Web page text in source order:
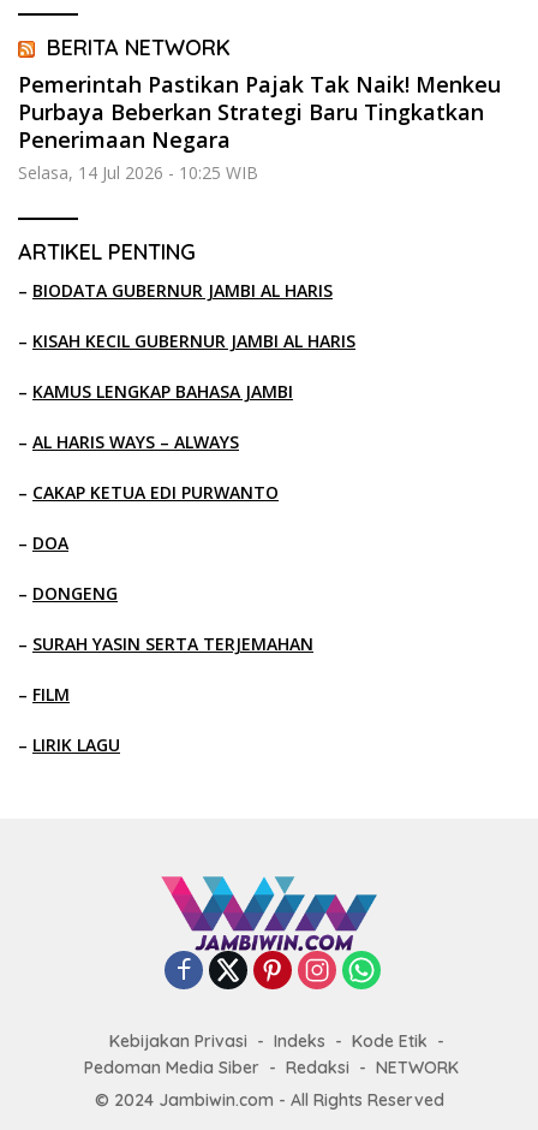
BERITA NETWORK
Pemerintah Pastikan Pajak Tak Naik! Menkeu
Purbaya Beberkan Strategi Baru Tingkatkan
Penerimaan Negara
Selasa, 14 Jul 2026 - 10:25 WIB
ARTIKEL PENTING
– BIODATA GUBERNUR JAMBI AL HARIS
– KISAH KECIL GUBERNUR JAMBI AL HARIS
– KAMUS LENGKAP BAHASA JAMBI
– AL HARIS WAYS – ALWAYS
– CAKAP KETUA EDI PURWANTO
– DOA
– DONGENG
– SURAH YASIN SERTA TERJEMAHAN
– FILM
– LIRIK LAGU
Kebijakan Privasi Indeks
Kode Etik
Pedoman Media Siber
Redaksi
NETWORK
© 2024 Jambiwin.com - All Rights Reserved